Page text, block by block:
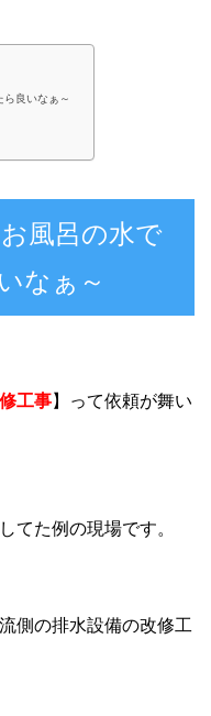
良いなぁ～
風呂の水で
なぁ～
工事】って依頼が舞い
てた例の現場です。
側の排水設備の改修工